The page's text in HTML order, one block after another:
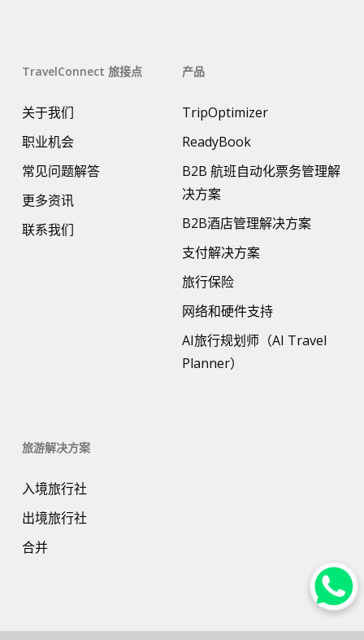
TravelConnect 旅接点
关于我们
职业机会
常见问题解答
更多资讯
联系我们
产品
TripOptimizer
ReadyBook
B2B 航班自动化票务管理解
决方案
B2B酒店管理解决方案
支付解决方案
旅行保险
网络和硬件支持
AI旅行规划师（AI Travel
Planner）
旅游解决方案
入境旅行社
出境旅行社
合并